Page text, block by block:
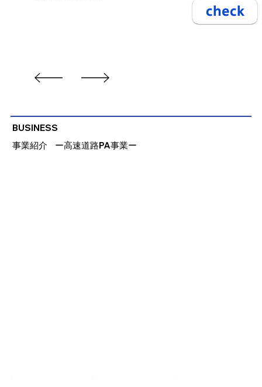
BUSINESS
事業紹介
​ー高速道路PA事業ー
check